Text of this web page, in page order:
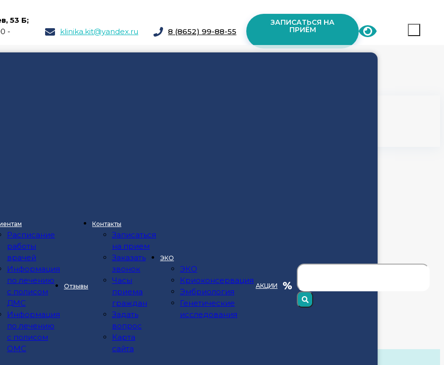
53 Б;
-
klinika.kit@yandex.ru 8 (8652) 99-88-55
ЗАПИСАТЬСЯ НА
ПРИЁМ
Расписание
работы
врачей
Информация
по лечению
с полисом
ДМС
Информация
по лечению
с полисом
ОМС
Отзывы АКЦИИ
Контакты
Записаться
на прием
Заказать
звонок
Часы
приема
граждан
Задать
вопрос
Карта
сайта
ЭКО
ЭКО
Криоконсервация
Эмбриология
Генетические
исследования
университет" Министерства здравоохранения Российской Федерации
г.